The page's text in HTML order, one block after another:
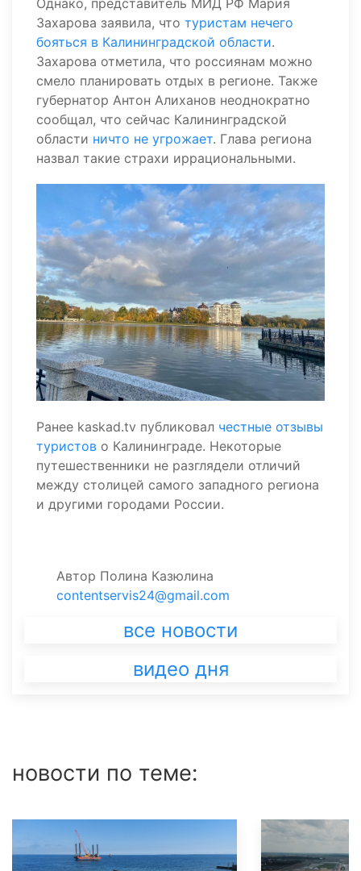
Однако, представитель МИД РФ Мария
Захарова заявила, что туристам нечего
бояться в Калининградской области.
Захарова отметила, что россиянам можно
смело планировать отдых в регионе. Также
губернатор Антон Алиханов неоднократно
сообщал, что сейчас Калининградской
области ничто не угрожает. Глава региона
назвал такие страхи иррациональными.
Ранее kaskad.tv публиковал честные отзывы
туристов о Калининграде. Некоторые
путешественники не разглядели отличий
между столицей самого западного региона
и другими городами России.
Автор Полина Казюлина
contentservis24@gmail.com
все новости
видео дня
новости по теме: